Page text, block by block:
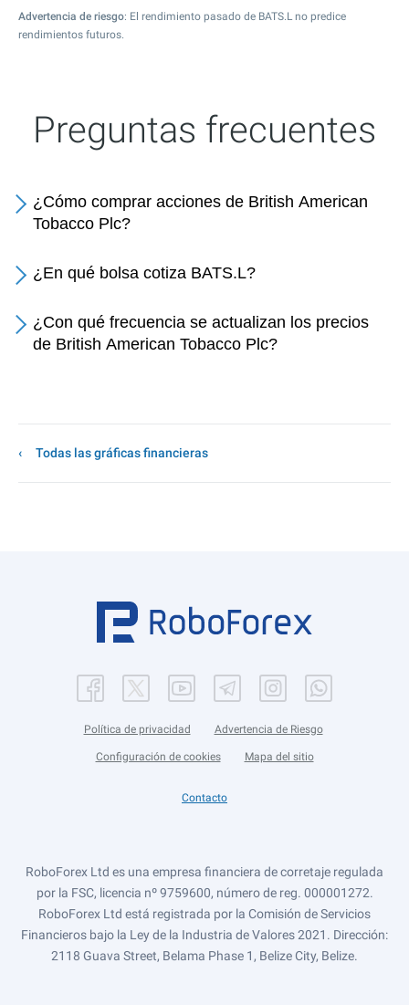
Advertencia de riesgo: El rendimiento pasado de BATS.L no predice
rendimientos futuros.
Preguntas frecuentes
¿Cómo comprar acciones de British American
Tobacco Plc?
¿En qué bolsa cotiza BATS.L?
¿Con qué frecuencia se actualizan los precios
de British American Tobacco Plc?
Todas las gráficas financieras
Política de privacidad Advertencia de Riesgo
Configuración de cookies Mapa del sitio
Contacto
RoboForex Ltd es una empresa financiera de corretaje regulada
por la FSC, licencia nº 9759600, número de reg. 000001272.
RoboForex Ltd está registrada por la Comisión de Servicios
Financieros bajo la Ley de la Industria de Valores 2021. Dirección:
2118 Guava Street, Belama Phase 1, Belize City, Belize.